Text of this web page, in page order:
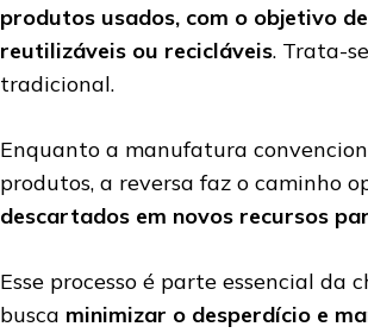
produtos usados, com o objetivo
reutilizáveis ou recicláveis. Trata-
tradicional.
Enquanto a manufatura
produtos, a reversa faz o caminho
descartados em novos recursos
Esse processo é parte essencial da
busca minimizar o desperdício e